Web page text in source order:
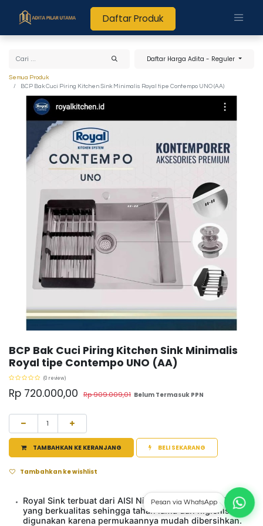
Daftar Produk
Daftar Harga Adita - Reguler
Semua Produk
BCP Bak Cuci Piring Kitchen Sink Minimalis Royal tipe Contempo UNO (AA)
BCP Bak Cuci Piring Kitchen Sink Minimalis
Royal tipe Contempo UNO (AA)
(0 review)
Rp 720.000,00 Rp909.009,01 Belum Termasuk PPN
TAMBAHKAN KE KERANJANG BELI SEKARANG
Tambahkan ke wishlist
Royal Sink terbuat dari AISI Nikel Krom Stainless Steel
yang berkualitas sehingga tahan lama dan higienis
digunakan karena permukaannya mudah dibersihkan.
Pesan via WhatsApp